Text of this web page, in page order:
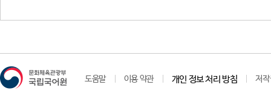
도움말 이용 약관 개인 정보 처리 방침 저